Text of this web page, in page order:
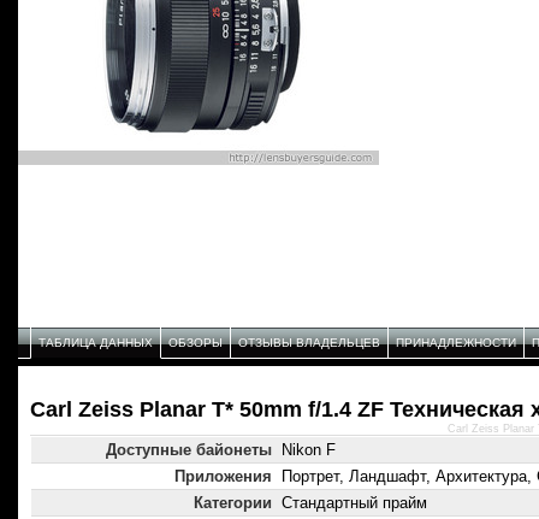
ТАБЛИЦА ДАННЫХ ОБЗОРЫ ОТЗЫВЫ ВЛАДЕЛЬЦЕВ ПРИНАДЛЕЖНОСТИ
Carl Zeiss Planar T* 50mm f/1.4 ZF Техническая
Доступные байонеты
Nikon F
Приложения
Портрет, Ландшафт,
Категории Стандартный прайм
Carl Zeiss Planar